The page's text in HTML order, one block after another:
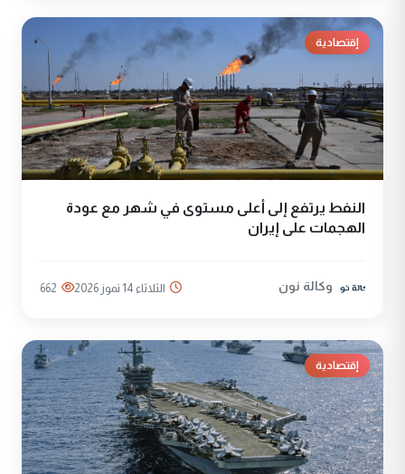
إقتصادية
النفط يرتفع إلى أعلى مستوى في شهر مع عودة
الهجمات على إيران
وكالة نون الثلاثاء 14 تموز 2026 662
إقتصادية